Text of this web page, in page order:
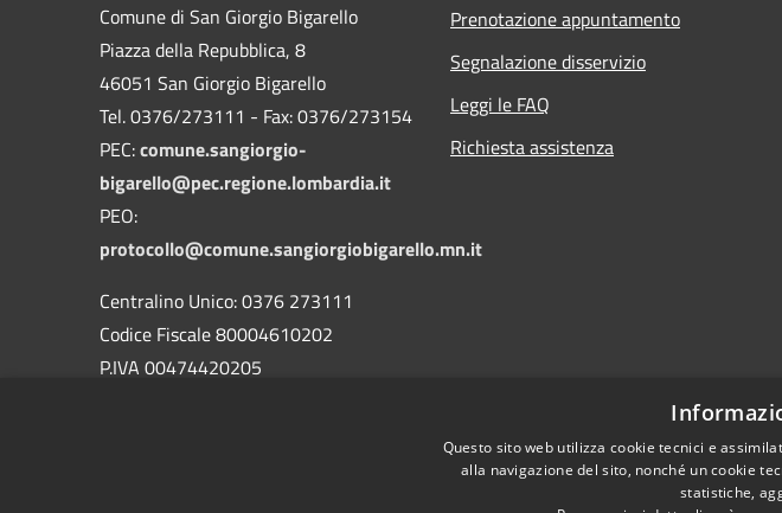
Comune di San Giorgio Bigarello
Piazza della Repubblica, 8
46051 San Giorgio Bigarello
Tel. 0376/273111 - Fax: 0376/273154
PEC:comune.sangiorgio-
bigarello@pec.regione.lombardia.it
PEO:
protocollo@comune.sangiorgiobigarello.mn.it
Centralino Unico: 0376 273111
Codice Fiscale 80004610202
P.IVA 00474420205
Prenotazione appuntamento
Segnalazione disservizio
Leggi le FAQ
Richiesta assistenza
Questo sito web utilizza cookie tecnici e
alla navigazione del sito, nonché un cookie
statistiche,